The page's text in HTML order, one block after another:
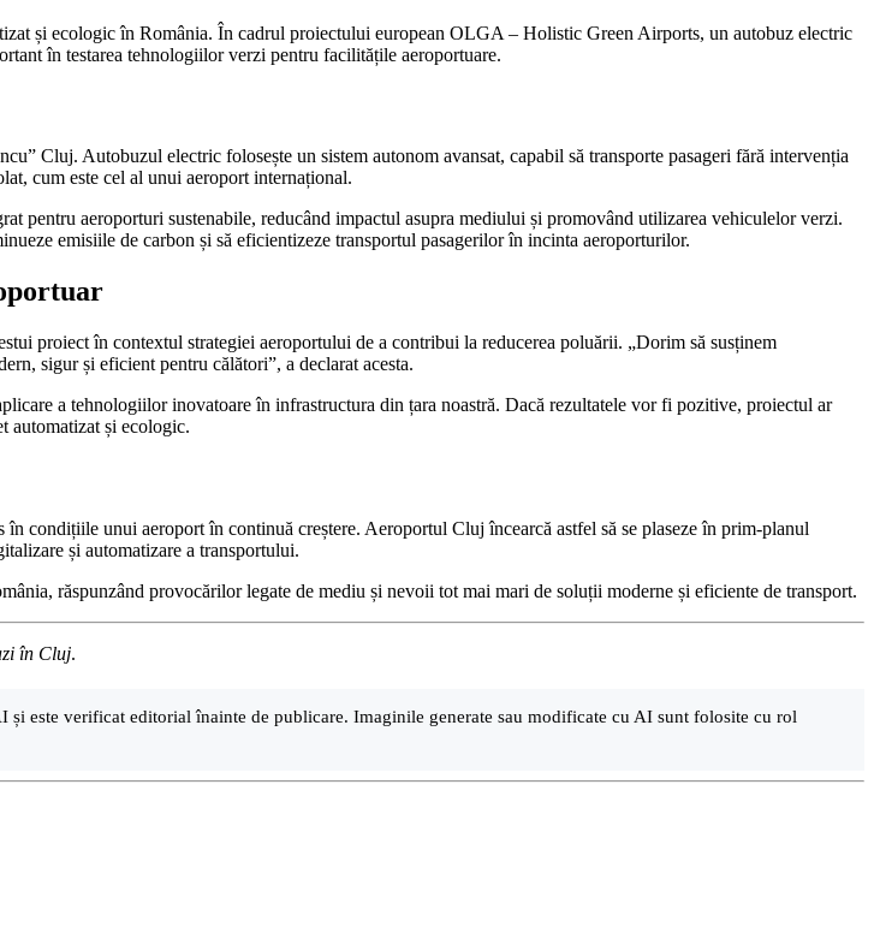
și ecologic în România. În cadrul proiectului european OLGA – Holistic Green Airports, un autobuz electric
în testarea tehnologiilor verzi pentru facilitățile aeroportuare.
Cluj. Autobuzul electric folosește un sistem autonom avansat, capabil să transporte pasageri fără intervenția
cum este cel al unui aeroport internațional.
pentru aeroporturi sustenabile, reducând impactul asupra mediului și promovând utilizarea vehiculelor verzi.
emisiile de carbon și să eficientizeze transportul pasagerilor în incinta aeroporturilor.
proiect în contextul strategiei aeroportului de a contribui la reducerea poluării. „Dorim să susținem
sigur și eficient pentru călători”, a declarat acesta.
a tehnologiilor inovatoare în infrastructura din țara noastră. Dacă rezultatele vor fi pozitive, proiectul ar
automatizat și ecologic.
condițiile unui aeroport în continuă creștere. Aeroportul Cluj încearcă astfel să se plaseze în prim-planul
și automatizare a transportului.
răspunzând provocărilor legate de mediu și nevoii tot mai mari de soluții moderne și eficiente de transport.
în Cluj.
este verificat editorial înainte de publicare. Imaginile generate sau modificate cu AI sunt folosite cu rol